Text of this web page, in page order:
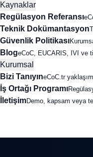
Kaynaklar
Regülasyon Referansı
Teknik Dokümantasyon
Güvenlik Politikası
BlogeCoC, EUCARIS, IVI ve
Kurumsal
Bizi TanıyıneCoC.tr
İş Ortağı Programı
İletişimDemo, kapsam veya